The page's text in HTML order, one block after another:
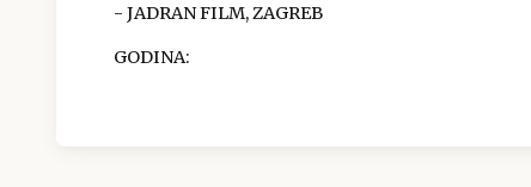
- JADRAN FILM, ZAGREB
GODINA: